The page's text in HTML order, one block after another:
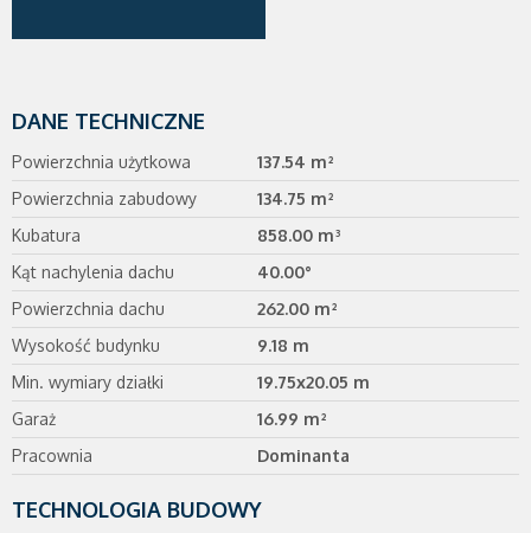
DANE TECHNICZNE
Powierzchnia użytkowa
137.54 m²
Powierzchnia zabudowy
134.75 m²
Kubatura
858.00 m³
Kąt nachylenia dachu
40.00°
Powierzchnia dachu
262.00 m²
Wysokość budynku
9.18 m
Min. wymiary działki
19.75x20.05 m
Garaż
16.99 m²
Pracownia
Dominanta
TECHNOLOGIA BUDOWY